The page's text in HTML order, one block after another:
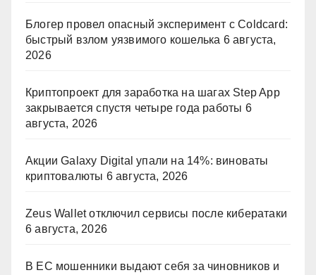
Блогер провел опасный эксперимент с Coldcard:
быстрый взлом уязвимого кошелька 6 августа,
2026
Криптопроект для заработка на шагах Step App
закрывается спустя четыре года работы 6
августа, 2026
Акции Galaxy Digital упали на 14%: виноваты
криптовалюты 6 августа, 2026
Zeus Wallet отключил сервисы после кибератаки
6 августа, 2026
В ЕС мошенники выдают себя за чиновников и